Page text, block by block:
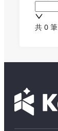
共 0 筆